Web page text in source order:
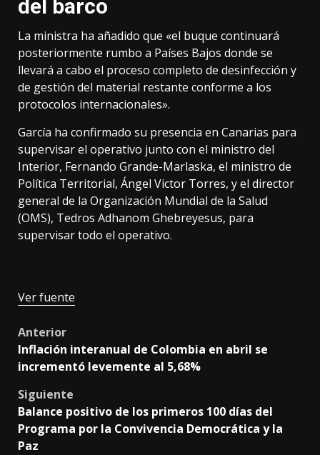
del barco
La ministra ha añadido que «el buque continuará
posteriormente rumbo a Países Bajos donde se
llevará a cabo el proceso completo de desinfección y
de gestión del material restante conforme a los
protocolos internacionales».
García ha confirmado su presencia en Canarias para
supervisar el operativo junto con el ministro del
Interior, Fernando Grande-Marlaska, el ministro de
Política Territorial, Ángel Victor Torres, y el director
general de la Organización Mundial de la Salud
(OMS), Tedros Adhanom Ghebreyesus, para
supervisar todo el operativo.
Ver fuente
Post
navigation
Anterior
Inflación interanual de Colombia en abril se
incrementó levemente al 5,68%
Siguiente
Balance positivo de los primeros 100 días del
Programa por la Convivencia Democrática y la
Paz